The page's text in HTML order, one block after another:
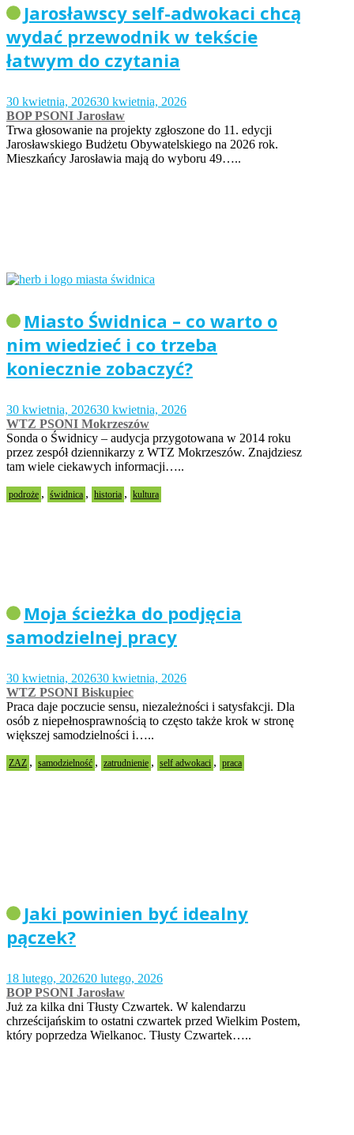
Jarosławscy self-adwokaci chcą
wydać przewodnik w tekście
łatwym do czytania
30 kwietnia, 202630 kwietnia, 2026
BOP PSONI Jarosław
Trwa głosowanie na projekty zgłoszone do 11. edycji
Jarosławskiego Budżetu Obywatelskiego na 2026 rok.
Mieszkańcy Jarosławia mają do wyboru 49…..
Miasto Świdnica – co warto o
nim wiedzieć i co trzeba
koniecznie zobaczyć?
30 kwietnia, 202630 kwietnia, 2026
WTZ PSONI Mokrzeszów
Sonda o Świdnicy – audycja przygotowana w 2014 roku
przez zespół dziennikarzy z WTZ Mokrzeszów. Znajdziesz
tam wiele ciekawych informacji…..
podroże , świdnica , historia , kultura
Moja ścieżka do podjęcia
samodzielnej pracy
30 kwietnia, 202630 kwietnia, 2026
WTZ PSONI Biskupiec
Praca daje poczucie sensu, niezależności i satysfakcji. Dla
osób z niepełnosprawnością to często także krok w stronę
większej samodzielności i…..
ZAZ , samodzielność , zatrudnienie , self adwokaci , praca
Jaki powinien być idealny
pączek?
18 lutego, 202620 lutego, 2026
BOP PSONI Jarosław
Już za kilka dni Tłusty Czwartek. W kalendarzu
chrześcijańskim to ostatni czwartek przed Wielkim Postem,
który poprzedza Wielkanoc. Tłusty Czwartek…..